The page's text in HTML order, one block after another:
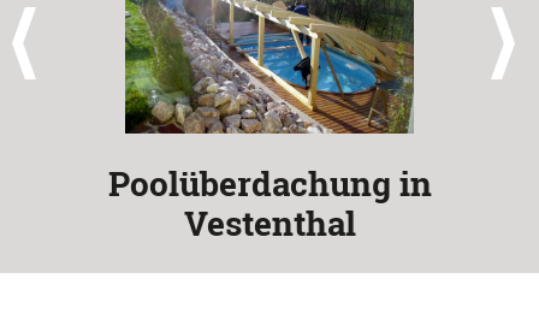
Poolüberdachung in
Vestenthal